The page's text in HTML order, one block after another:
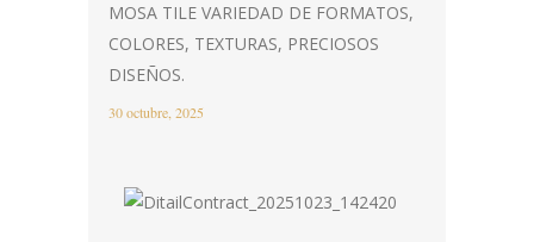
MOSA TILE VARIEDAD DE FORMATOS,
COLORES, TEXTURAS, PRECIOSOS
DISEÑOS.
30 octubre, 2025